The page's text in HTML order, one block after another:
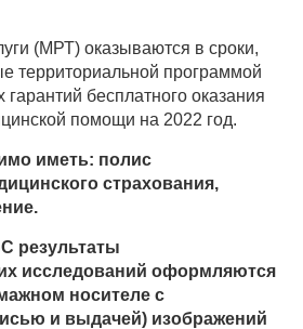
(МРТ) оказываются в сроки,
территориальной программой
гарантий бесплатного оказания
помощи на 2022 год.
иметь: полис
страхования,
результаты
исследований оформляются
носителе с
и выдачей) изображений